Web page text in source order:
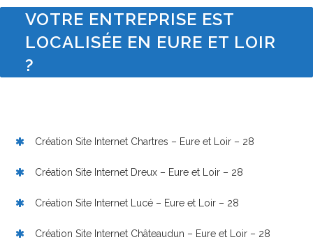
VOTRE ENTREPRISE EST
LOCALISÉE EN EURE ET LOIR
?
Création Site Internet Chartres – Eure et Loir – 28
Création Site Internet Dreux – Eure et Loir – 28
Création Site Internet Lucé – Eure et Loir – 28
Création Site Internet Châteaudun – Eure et Loir – 28